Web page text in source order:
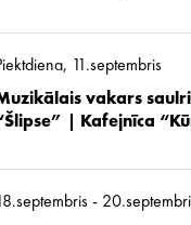
11.septembris
vakars
| Kafejnīca
-